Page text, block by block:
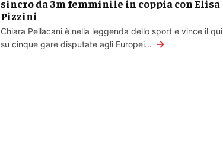
sincro da 3m femminile in coppia con Elisa
Pizzini
Chiara Pellacani è nella leggenda dello sport e vince il
su cinque gare disputate agli Europei... →